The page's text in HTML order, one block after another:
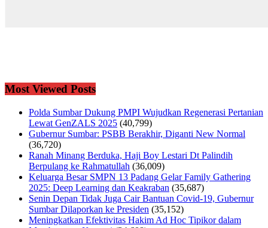
Most Viewed Posts
Polda Sumbar Dukung PMPI Wujudkan Regenerasi Pertanian
Lewat GenZALS 2025 (40,799)
Gubernur Sumbar: PSBB Berakhir, Diganti New Normal
(36,720)
Ranah Minang Berduka, Haji Boy Lestari Dt Palindih
Berpulang ke Rahmatullah (36,009)
Keluarga Besar SMPN 13 Padang Gelar Family Gathering
2025: Deep Learning dan Keakraban (35,687)
Senin Depan Tidak Juga Cair Bantuan Covid-19, Gubernur
Sumbar Dilaporkan ke Presiden (35,152)
Meningkatkan Efektivitas Hakim Ad Hoc Tipikor dalam